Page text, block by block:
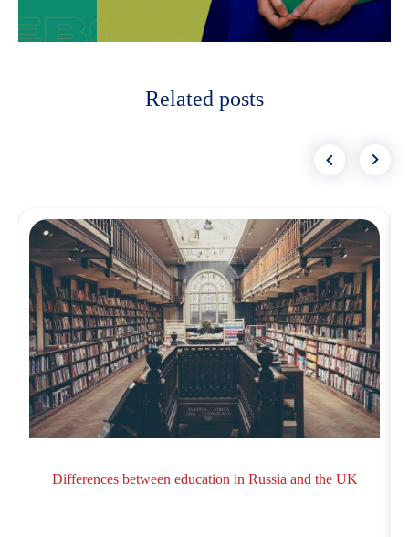
Related posts
Differences between education in Russia and the UK